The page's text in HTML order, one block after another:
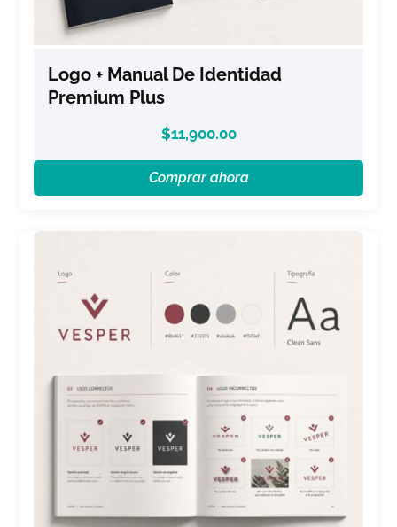
Logo + Manual De Identidad
Premium Plus
$11,900.00
Comprar ahora